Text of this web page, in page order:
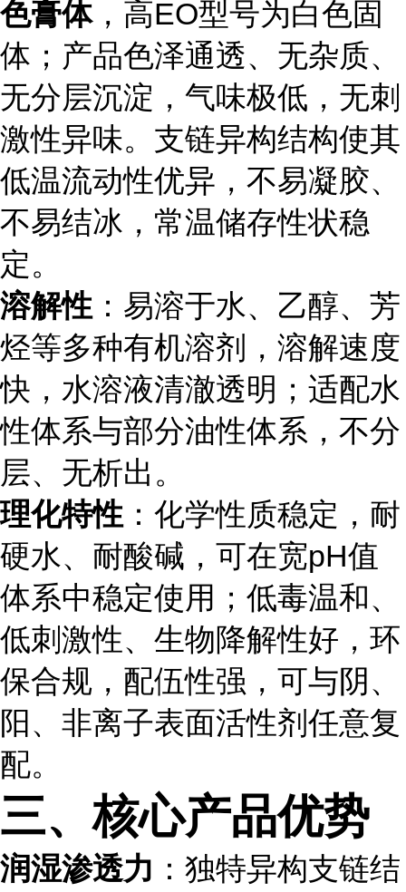
色膏体，高EO型号为白色固
体；产品色泽通透、无杂质、
无分层沉淀，气味极低，无刺
激性异味。支链异构结构使其
低温流动性优异，不易凝胶、
不易结冰，常温储存性状稳
定。
溶解性 ：易溶于水、乙醇、芳
烃等多种有机溶剂，溶解速度
快，水溶液清澈透明；适配水
性体系与部分油性体系，不分
层、无析出。
理化特性 ：化学性质稳定，耐
硬水、耐酸碱，可在宽pH值
体系中稳定使用；低毒温和、
低刺激性、生物降解性好，环
保合规，配伍性强，可与阴、
阳、非离子表面活性剂任意复
配。
三、核心产品优势
润湿渗透力 ：独特异构支链结